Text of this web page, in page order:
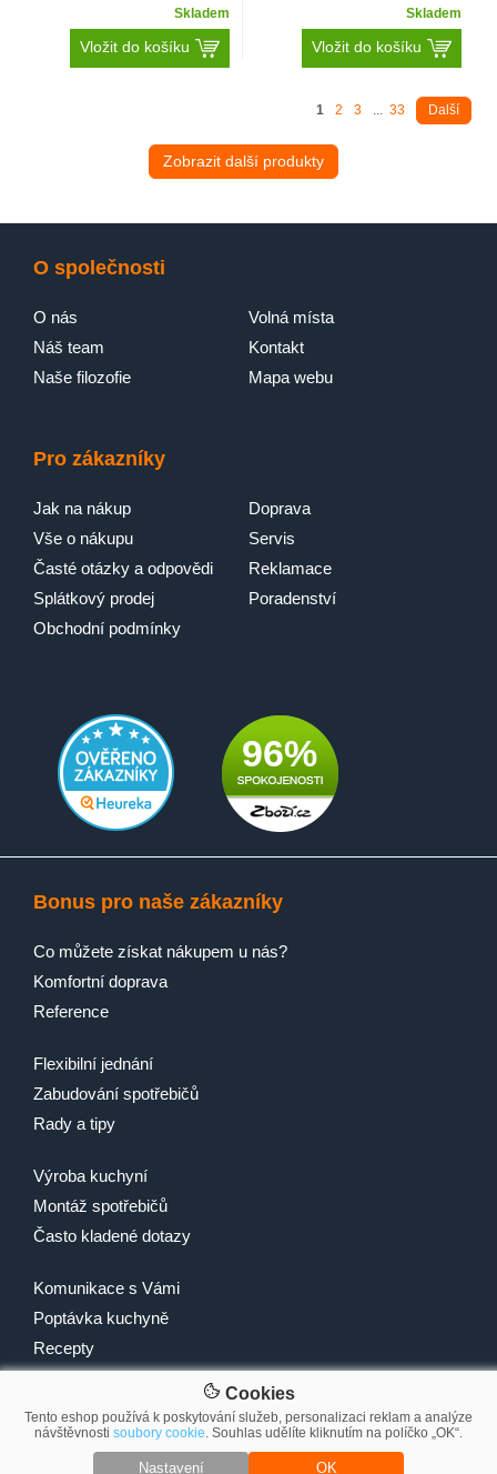
Cookies
Tento eshop používá k poskytování služeb, personalizaci reklam a analýze
návštěvnosti soubory cookie. Souhlas udělíte kliknutím na políčko „OK“.
Nastavení OK
Skladem
Vložit do košíku
Skladem
Vložit do košíku
1 2 3 ... 33 Další
Zobrazit další produkty
O společnosti
O nás
Náš team
Naše filozofie
Volná místa
Kontakt
Mapa webu
Pro zákazníky
Jak na nákup
Vše o nákupu
Časté otázky a odpovědi
Splátkový prodej
Obchodní podmínky
Doprava
Servis
Reklamace
Poradenství
96%
Bonus pro naše zákazníky
Co můžete získat nákupem u nás?
Komfortní doprava
Reference
Flexibilní jednání
Zabudování spotřebičů
Rady a tipy
Výroba kuchyní
Montáž spotřebičů
Často kladené dotazy
Komunikace s Vámi
Poptávka kuchyně
Recepty
© 2007-2026 2Traders CZ s.r.o.